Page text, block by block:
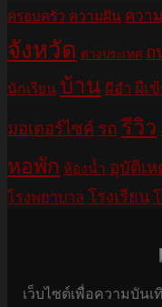
ครอบครัว ความฝัน ควา
จังหวัด ต่างประเทศ ถ
นักเรียน บ้าน ผีอำ ผีเ
มอเตอร์ไซค์ รถ รีวิว
หอพัก ห้องน้ำ อุบัติเห
โรงพยาบาล โรงเรียน
เว็บไซต์เพื่อความบัน